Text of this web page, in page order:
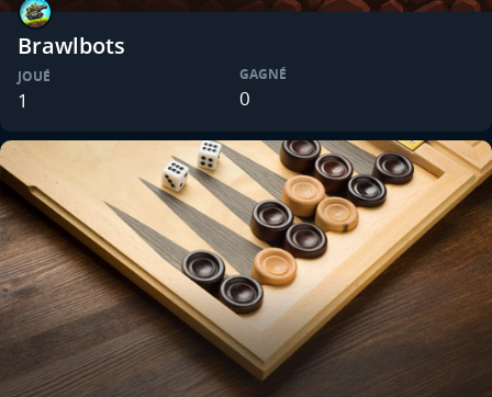
Brawlbots
JOUÉ
1
GAGNÉ
0